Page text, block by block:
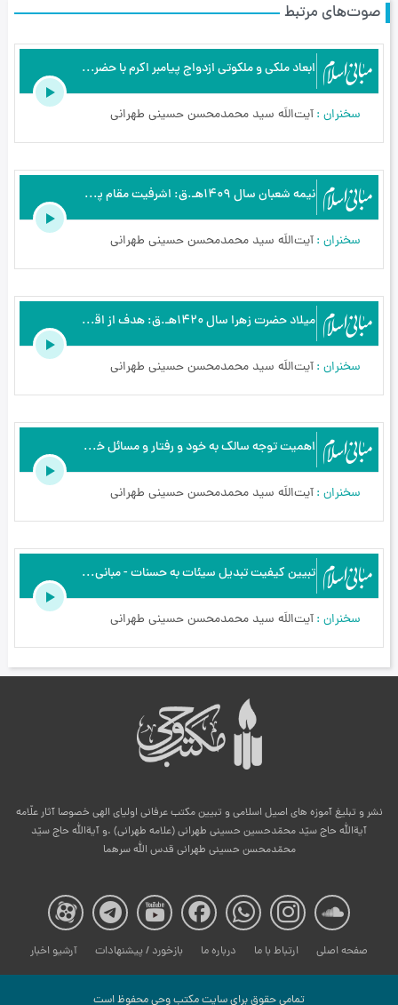
صوت‌های مرتبط
ابعاد ملکی و ملکوتی ازدواج پیامبر اکرم با حضرت خدیجه - مبانی اسلام - سیری در تاریخ پیامبر - ج5
سخنران آیت‌اللَه سید محمدمحسن حسینی طهرانی
نیمه شعبان سال 1409هـ.ق: اشرفیت مقام پیامبر اكرم بر سائر انبیاء در متحقق شدن به مفاد كلمه اللَه اكبر - مبانی اسلام - نیمه شعبان - ج1
سخنران آیت‌اللَه سید محمدمحسن حسینی طهرانی
میلاد حضرت زهرا سال 1420هـ.ق: هدف از اقامه و برگزاری مجالس اهل بیت - مبانی اسلام
سخنران آیت‌اللَه سید محمدمحسن حسینی طهرانی
اهمیت توجه سالک به خود و رفتار و مسائل خود (کرج) - مبانی اسلام
سخنران آیت‌اللَه سید محمدمحسن حسینی طهرانی
تبیین کیفیت تبدیل سیئات به حسنات - مبانی اسلام
سخنران آیت‌اللَه سید محمدمحسن حسینی طهرانی
نشر و تبلیغ آموزه های اصیل اسلامی و تبیین مکتب عرفانی اولیای الهی خصوصا آثار علّامه
آیةالله حاج سیّد محمّدحسین حسینی طهرانی (علامه طهرانی) .و آیةالله حاج سیّد
محمّدمحسن حسینی طهرانی قدس الله سرهما
صفحه
صفحه
صفحه
صفحه
صفحه
صفحه اصلی ارتباط با ما درباره ما بازخورد / پیشنهادات آرشیو اخبار
تمامی حقوق برای سایت مكتب وحی محفوظ است